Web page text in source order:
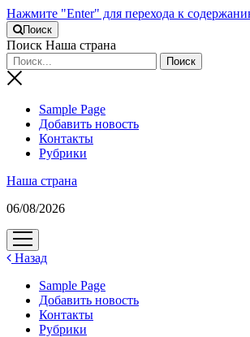
Нажмите "Enter" для перехода к
Поиск
Поиск Наша страна
Sample Page
Добавить новость
Контакты
Рубрики
Наша страна
06/08/2026
открыть
меню
Назад
Sample Page
Добавить новость
Контакты
Рубрики